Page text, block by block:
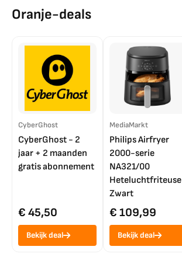
Oranje-deals
CyberGhost
CyberGhost - 2
jaar + 2 maanden
gratis abonnement
€ 45,50
Bekijk deal
MediaMarkt
Philips Airfryer
2000-serie
NA321/00
Heteluchtfriteuse
Zwart
€ 109,99
Bekijk deal